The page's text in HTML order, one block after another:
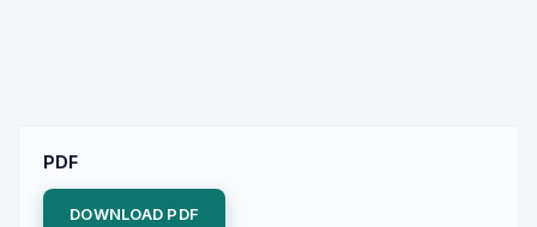
PDF
DOWNLOAD PDF